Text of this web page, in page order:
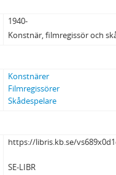
1940-
Konstnär, filmregissör och
Konstnärer
Filmregissörer
Skådespelare
https://libris.kb.se/
SE-LIBR